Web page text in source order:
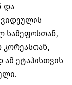
და
სამეფოსთან,
კორეასთან,
ამ ეტაპისთვის